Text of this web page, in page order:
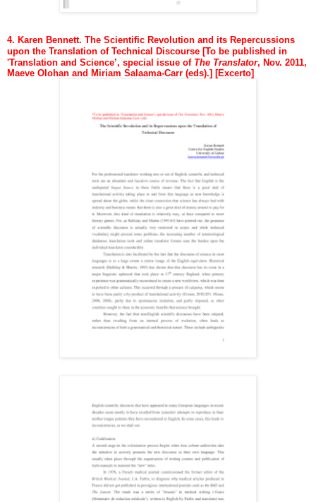
4. Karen Bennett. The Scientific Revolution and its Repercussions
upon the Translation of Technical Discourse [To be published in
'Translation and Science’, special issue of The Translator, Nov. 2011,
Maeve Olohan and Miriam Salaama-Carr (eds).] [Excerto]